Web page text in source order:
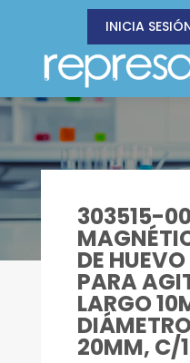
INICIA
303515-
DE
PARA
LARGO
20MM, C/